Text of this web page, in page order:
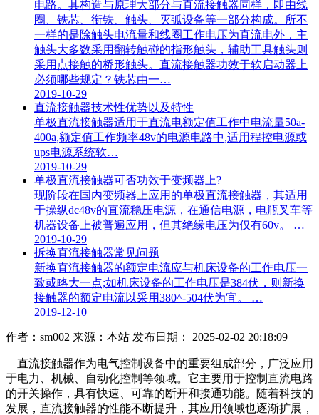
电路。其构造与原理大部分与直流接触器同样，即由线
圈、铁芯、衔铁、触头、灭弧设备等一部分构成。所不
一样的是除触头电流量和线圈工作电压为直流电外，主
触头大多数采用翻转触碰的指形触头，辅助工具触头则
采用点接触的桥形触头。直流接触器功效于软启动器上
必须哪些规定？铁芯由一…
2019-10-29
直流接触器技术性优势以及特性
单极直流接触器适用于直流电额定值工作中电流量50a-
400a,额定值工作频率48v的电源电路中,适用程控电源或
ups电源系统软…
2019-10-29
单极直流接触器可否功效于变频器上?
现阶段在国内变频器上应用的单极直流接触器，其适用
于操纵dc48v的直流稳压电源，在通信电源，电瓶叉车等
机器设备上被普遍应用，但其绝缘电压为仅有60v。 …
2019-10-29
拆换直流接触器常见问题
新换直流接触器的额定电流应与机床设备的工作电压一
致或略大一点;如机床设备的工作电压是384伏，则新换
接触器的额定电流以采用380^-504伏为宜。 …
2019-12-10
作者：sm002 来源：本站 发布日期： 2025-02-02 20:18:09
直流接触器作为电气控制设备中的重要组成部分，广泛应用
于电力、机械、自动化控制等领域。它主要用于控制直流电路
的开关操作，具有快速、可靠的断开和接通功能。随着科技的
发展，直流接触器的性能不断提升，其应用领域也逐渐扩展，